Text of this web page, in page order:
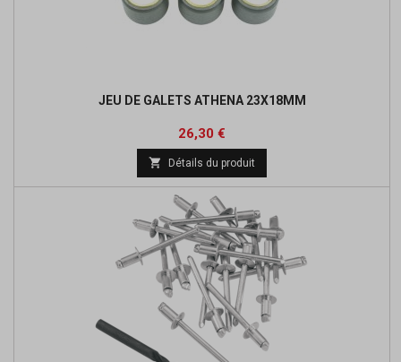
JEU DE GALETS ATHENA 23X18MM
Prix
26,30 €
 Détails du produit